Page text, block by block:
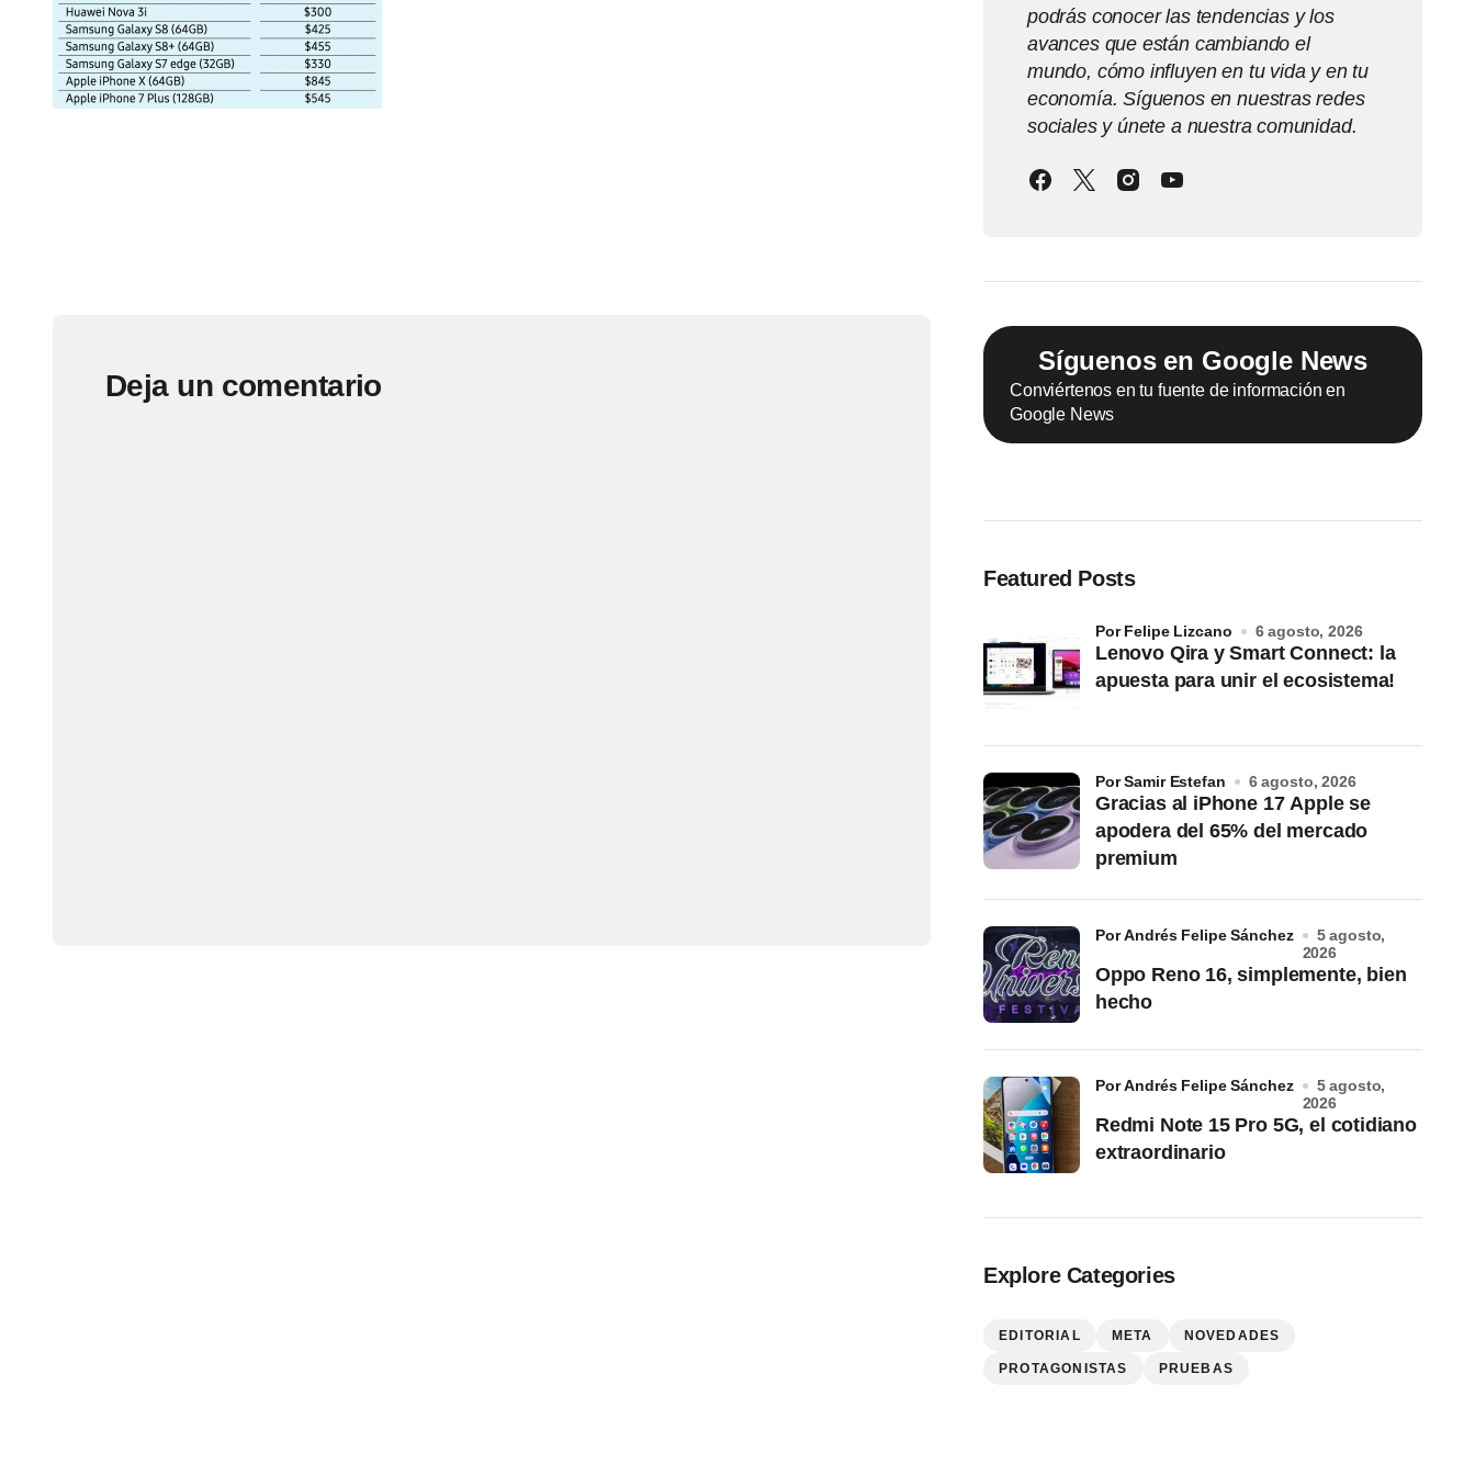
Deja un comentario
podrás conocer las tendencias y los
avances que están cambiando el
mundo, cómo influyen en tu vida y en tu
economía. Síguenos en nuestras redes
sociales y únete a nuestra comunidad.
Síguenos en Google News
Conviértenos en tu fuente de información en
Google News
Featured Posts
Lenovo Qira y Smart Connect: la
apuesta para unir el ecosistema!
por Felipe Lizcano 6 agosto, 2026
Gracias al iPhone 17 Apple se
apodera del 65% del mercado
premium
por Samir Estefan 6 agosto, 2026
Oppo Reno 16, simplemente, bien
hecho
por Andrés Felipe Sánchez
5 agosto,
2026
Redmi Note 15 Pro 5G, el cotidiano
extraordinario
por Andrés Felipe Sánchez
5 agosto,
2026
Explore Categories
EDITORIAL META NOVEDADES
PROTAGONISTAS PRUEBAS